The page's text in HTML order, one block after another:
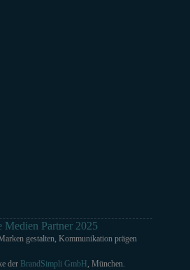
gestalten, Kommunikation prägen
der BrandSimpli GmbH , München.